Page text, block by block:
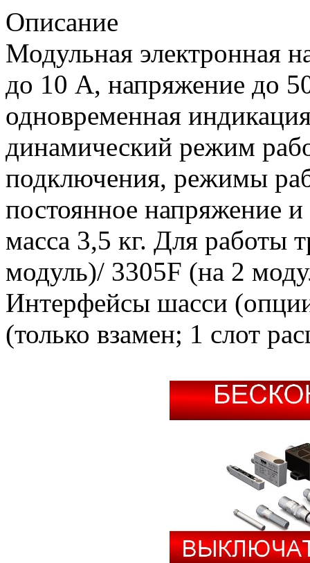
Описание
Модульная электронная
до 10 А, напряжение до
одновременная
динамический режим
подключения, режимы
постоянное напряжение
масса 3,5 кг. Для работы
модуль)/ 3305F (на 2
Интерфейсы шасси
(только взамен; 1 слот